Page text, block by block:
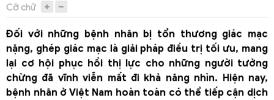
Cỡ chữ
Đối với những bệnh nhân bị tổn thương giác mạc
nặng, ghép giác mạc là giải pháp điều trị tối ưu, mang
lại cơ hội phục hồi thị lực cho những người tưởng
chừng đã vĩnh viễn mất đi khả năng nhìn. Hiện nay,
bệnh nhân ở Việt Nam hoàn toàn có thể tiếp cận dịch